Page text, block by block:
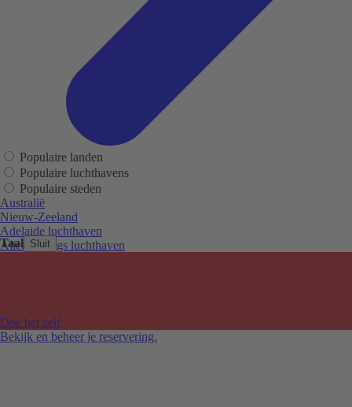
Taal Sluit
Doe het zelf
Bekijk en beheer je reservering.
Populaire landen
Populaire luchthavens
Populaire steden
Australië
Nieuw-Zeeland
Adelaide luchthaven
Alice Springs luchthaven
Melbourne Tullamarine luchthaven
Perth luchthaven
Sydney luchthaven